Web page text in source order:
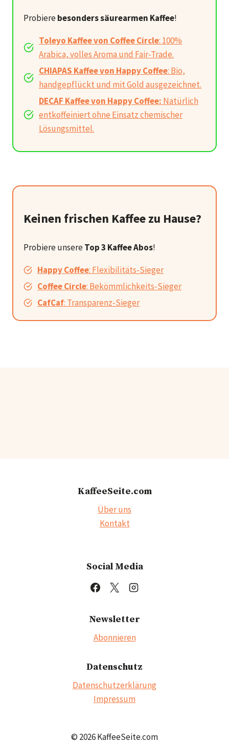
Probierebesonders säurearmen Kaffee!
Toleyo Kaffee von Coffee Circle: 100%
Arabica, volles Aroma und Fair-Trade.
CHIAPAS Kaffee von Happy Coffee: Bio,
handgepflückt und mit Gold ausgezeichnet.
DECAF Kaffee von Happy Coffee: Natürlich
entkoffeiniert ohne Einsatz chemischer
Lösungsmittel.
Keinen frischen Kaffee zu Hause?
Probiere unsereTop 3 Kaffee Abos!
Happy Coffee: Flexibilitäts-Sieger
Coffee Circle: Bekömmlichkeits-Sieger
CafCaf: Transparenz-Sieger
KaffeeSeite.com
Über uns
Kontakt
Social Media
Newsletter
Abonnieren
Datenschutz
Datenschutzerklärung
Impressum
© 2026 KaffeeSeite.com